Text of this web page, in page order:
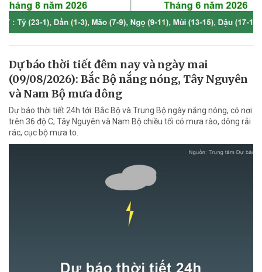
Dự báo thời tiết đêm nay và ngày mai
(09/08/2026): Bắc Bộ nắng nóng, Tây Nguyên
và Nam Bộ mưa dông
Dự báo thời tiết 24h tới: Bắc Bộ và Trung Bộ ngày nắng nóng, có nơi
trên 36 độ C; Tây Nguyên và Nam Bộ chiều tối có mưa rào, dông rải
rác, cục bộ mưa to.